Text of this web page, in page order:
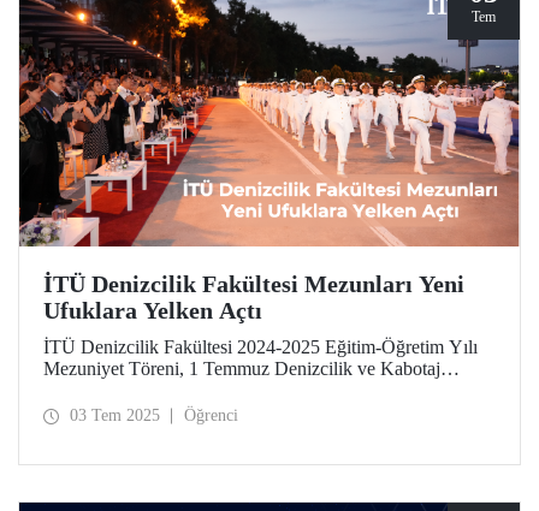
Tem
İTÜ Denizcilik Fakültesi Mezunları Yeni
Ufuklara Yelken Açtı
İTÜ Denizcilik Fakültesi 2024-2025 Eğitim-Öğretim Yılı
Mezuniyet Töreni, 1 Temmuz Denizcilik ve Kabotaj
03 Tem 2025 Öğrenci